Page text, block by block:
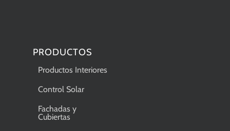
PRODUCTOS
Productos Interiores
Control Solar
Fachadas y
Cubiertas